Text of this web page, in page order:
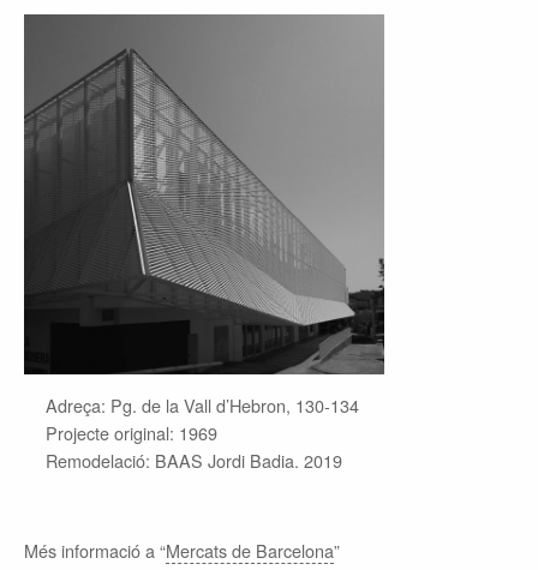
Adreça: Pg. de la Vall d’Hebron, 130-134
Projecte original: 1969
Remodelació: BAAS Jordi Badia. 2019
Més informació a “Mercats de Barcelona”